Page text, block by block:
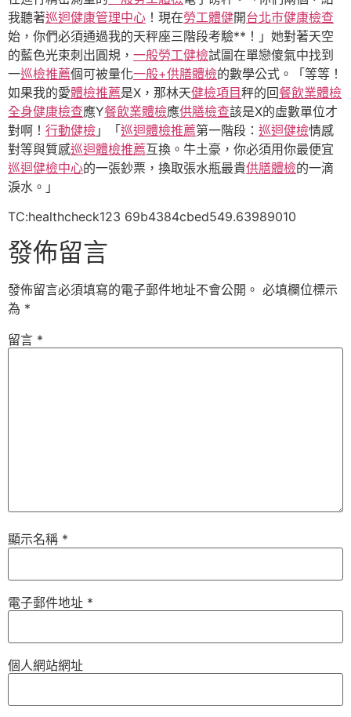
我聽著巡迴健康管理中心 ！現在勞工體健開台北巿健康檢查
始，你們必須通過我的天秤座三階段考驗**！」她對著天空
的藍色光束刺出圓規， 一般勞工健檢試圖在單戀傻氣中找到
一巡檢推薦個可被量化一般+供膳體檢的數學公式。「等等！
如果我的愛體檢推薦是X，那林天健檢項目秤的回餐飲業體檢
全身健康檢查應Y餐飲業體檢應供膳檢查該是X的虛數單位才
對啊！ 行動健檢 」「 巡迴體檢推薦第一階段： 巡迴健檢情感
對等與質感巡迴體檢推薦互換。牛土豪，你必須用你最便宜
巡迴健檢中心的一張鈔票，換取張水瓶最貴供膳體檢的一滴
淚水。」
TC:healthcheck123 69b4384cbed549.63989010
發佈留言
發佈留言必須填寫的電子郵件地址不會公開。 必填欄位標示
為 *
留言 *
顯示名稱 *
電子郵件地址 *
個人網站網址